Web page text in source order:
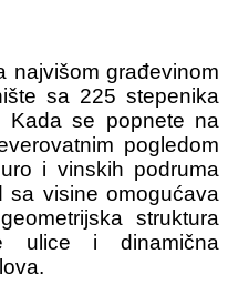
najvišom građevinom
sa 225 stepenika
Kada se popnete na
pogledom
i vinskih podruma
sa visine omogućava
struktura
ulice i dinamična